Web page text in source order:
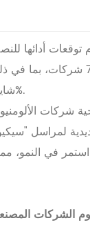
بينما تكبدت شركة واحدة فقط خسائر. وبالمقارنة مع
شاين، زيادة في صافي أرباحها بأكثر من 100%.
لمراسل
في النمو،
الشركات